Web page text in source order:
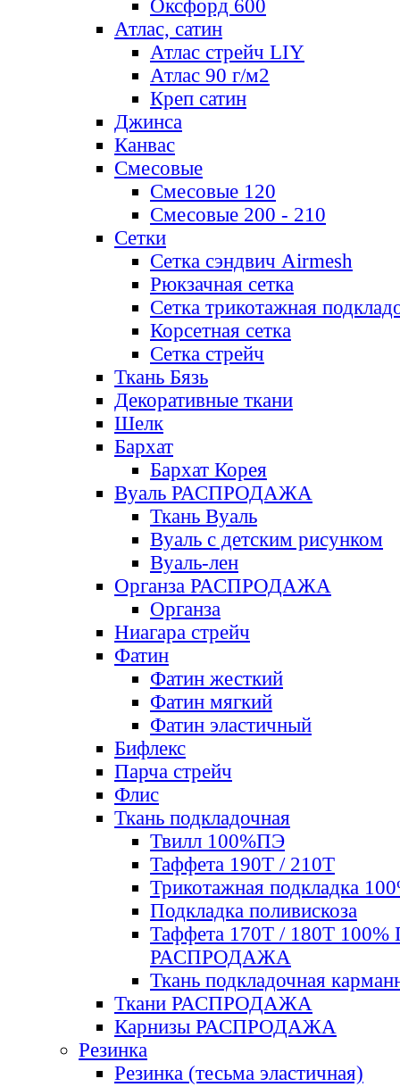
Оксфорд 600
Атлас, сатин
Атлас стрейч LIY
Атлас 90 г/м2
Креп сатин
Джинса
Канвас
Смесовые
Смесовые 120
Смесовые 200 - 210
Сетки
Сетка сэндвич Airmesh
Рюкзачная сетка
Сетка трикотажная
Корсетная сетка
Сетка стрейч
Ткань Бязь
Декоративные ткани
Шелк
Бархат
Бархат Корея
Вуаль РАСПРОДАЖА
Ткань Вуаль
Вуаль с детским рисунком
Вуаль-лен
Органза РАСПРОДАЖА
Органза
Ниагара стрейч
Фатин
Фатин жесткий
Фатин мягкий
Фатин элаcтичный
Бифлекс
Парча стрейч
Флис
Ткань подкладочная
Твилл 100%ПЭ
Таффета 190Т / 210Т
Трикотажная подкладка
Подкладка поливискоза
Таффета 170Т / 180Т 100%
РАСПРОДАЖА
Ткань подкладочная
Ткани РАСПРОДАЖА
Карнизы РАСПРОДАЖА
Резинка
Резинка (тесьма эластичная)